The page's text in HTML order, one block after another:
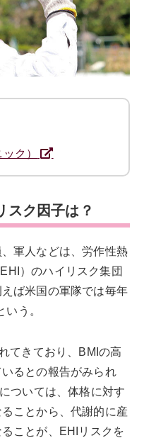
ク）
スク因子は？
軍人などは、労作性熱
）のハイリスク集団
ば米国の軍隊では毎年
う。
てきており、BMIの高
るとの報告がみられ
ついては、体格に対す
ことから、代謝的に産
ことが、EHIリスクを